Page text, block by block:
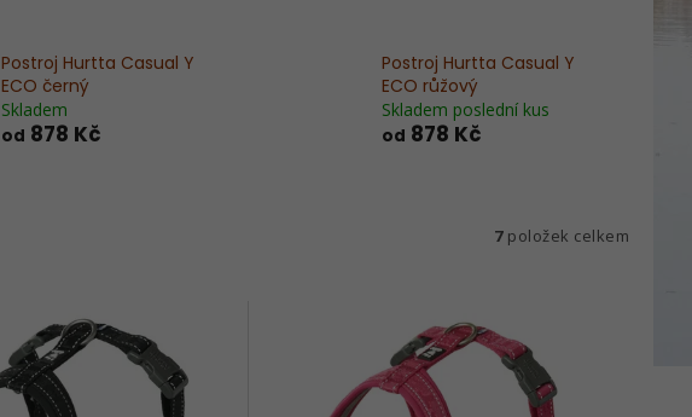
Postroj Hurtta Casual Y
ECO černý
Skladem
od 878 Kč
Postroj Hurtta Casual Y
ECO růžový
Skladem poslední kus
od 878 Kč
7položek celkem